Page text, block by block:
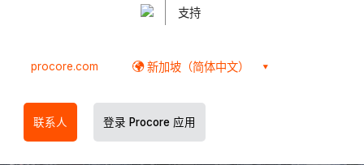
支持
procore.com 新加坡（简体中文）
联系人 登录 Procore 应用